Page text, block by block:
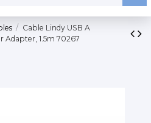
Cable Lindy USB A
Adapter, 1.5m 70267